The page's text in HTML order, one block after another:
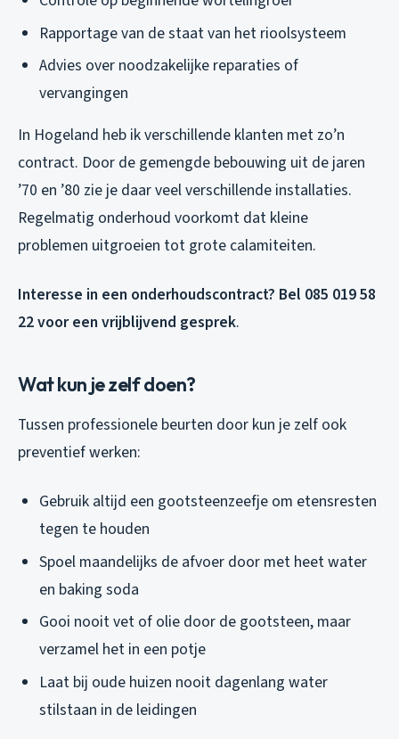
Rapportage van de staat van het rioolsysteem
Advies over noodzakelijke reparaties of
vervangingen
In Hogeland heb ik verschillende klanten met zo’n
contract. Door de gemengde bebouwing uit de jaren
’70 en ’80 zie je daar veel verschillende installaties.
Regelmatig onderhoud voorkomt dat kleine
problemen uitgroeien tot grote calamiteiten.
Interesse in een onderhoudscontract? Bel 085 019 58
22 voor een vrijblijvend gesprek.
Wat kun je zelf doen?
Tussen professionele beurten door kun je zelf ook
preventief werken:
Gebruik altijd een gootsteenzeefje om etensresten
tegen te houden
Spoel maandelijks de afvoer door met heet water
en baking soda
Gooi nooit vet of olie door de gootsteen, maar
verzamel het in een potje
Laat bij oude huizen nooit dagenlang water
stilstaan in de leidingen